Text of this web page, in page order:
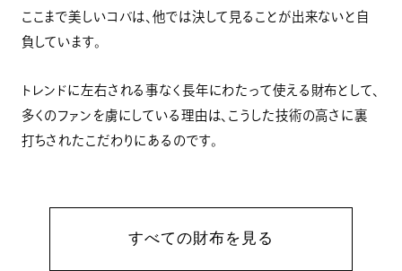
ここまで美しいコバは、他では決して見ることが出来ないと自
負しています。
トレンドに左右される事なく長年にわたって使える財布として、
多くのファンを虜にしている理由は、こうした技術の高さに裏
打ちされたこだわりにあるのです。
すべての財布を見る